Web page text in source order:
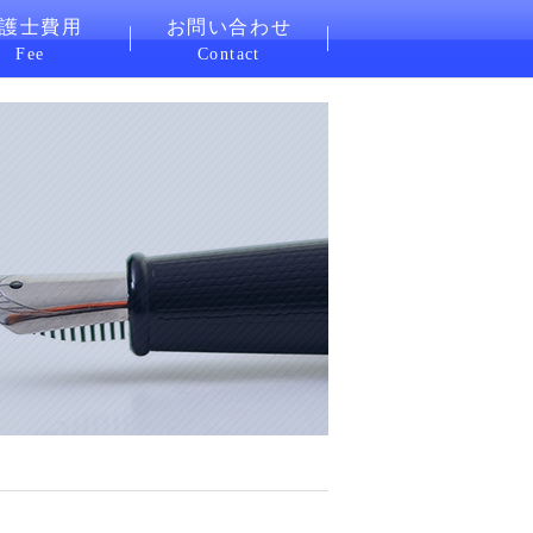
士費用
Fee
お問い合わせ
Contact